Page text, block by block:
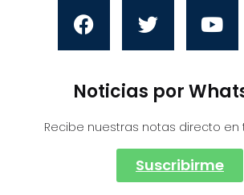
Noticias por
Recibe nuestras notas directo en
Suscribirme